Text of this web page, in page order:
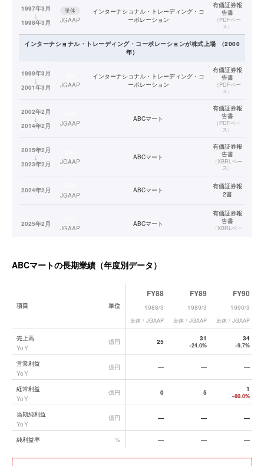
1997年3月
↓
1998年3月
単体
JGAAP
インターナショナル・トレーディング・コ
ーポレーション
有価証券報
告書
（PDFベー
ス）
インターナショナル・トレーディング・コーポレーションが株式上場 （2000
年）
1999年3月
↓
2001年3月
JGAAP
インターナショナル・トレーディング・コ
ーポレーション
有価証券報
告書
（PDFベー
ス）
2002年2月
↓
2014年2月
JGAAP
ABCマート
有価証券報
告書
（PDFベー
ス）
2015年2月
↓
2023年2月
JGAAP
ABCマート
有価証券報
告書
（XBRLベー
ス）
2024年2月
JGAAP
ABCマート
有価証券報
2書
2025年2月
JGAAP
ABCマート
有価証券報
告書
（XBRLベー
JGAAP
ABCマートの長期業績（年度別データ）
ABCマート
項目 単位
FY88
1988/3
単体 / JGAAP
FY89
1989/3
単体 / JGAAP
FY90
1990/3
単体 / JGAAP
売上高
YoY
億円 25 31
+24.0%
34
+9.7%
営業利益
YoY
億円 — — —
経常利益
YoY
億円 0 5 1
−80.0%
当期純利益
YoY
億円 — — —
純利益率 % — — —